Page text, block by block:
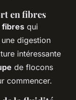
en fibres
fibres qui
digestion
intéressante
de flocons
commencer.